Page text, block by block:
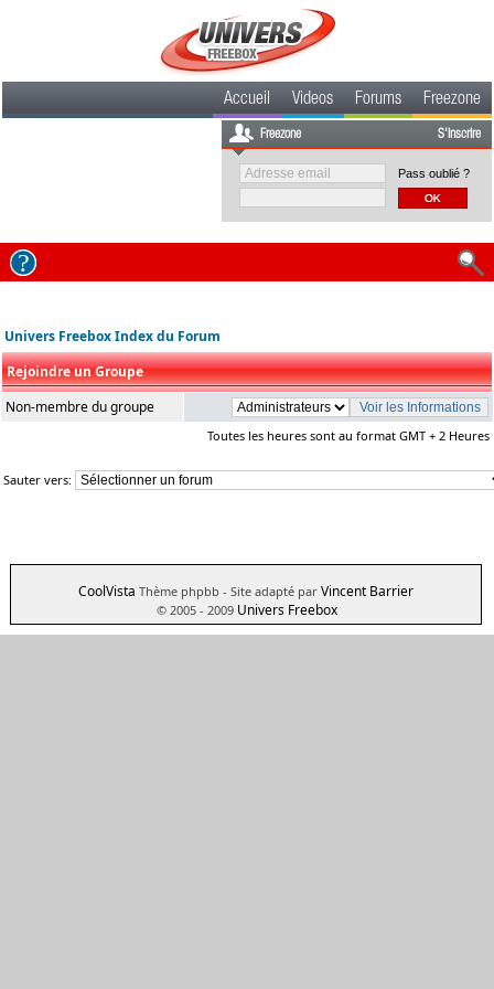
Accueil Videos Forums Freezone
Freezone S'inscrire
Pass oublié ?
Univers Freebox Index du Forum
Rejoindre un Groupe
Non-membre du groupe
Toutes les heures sont au format GMT + 2 Heures
Sauter vers:
CoolVista Thème phpbb - Site adapté par Vincent Barrier
© 2005 - 2009 Univers Freebox